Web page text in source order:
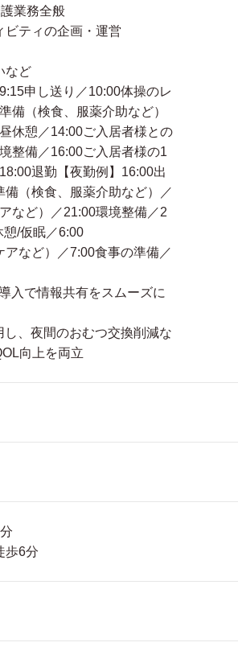
業務全般
ビティの企画・運営
など
申し送り／10:00体操のレ
備（検食、服薬介助など）
休憩／14:00ご入居者様との
整備／16:00ご入居者様の1
退勤【夜勤例】16:00出
（検食、服薬介助など）／
など）／21:00環境整備／2
憩/仮眠／6:00
など）／7:00食事の準備／
入で情報共有をスムーズに
、夜間のおむつ交換削減な
向上を両立
歩6分